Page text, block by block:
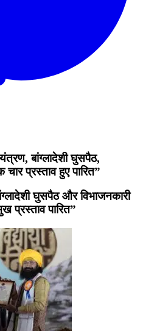
बांग्लादेशी घुसपैठ,
चार प्रस्ताव हुए पारित”
घुसपैठ और विभाजनकारी
प्रस्ताव पारित”